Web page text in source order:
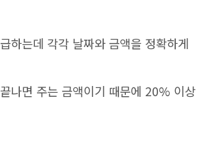
하는데 각각 날짜와 금액을 정확하게
나면 주는 금액이기 때문에 20% 이상